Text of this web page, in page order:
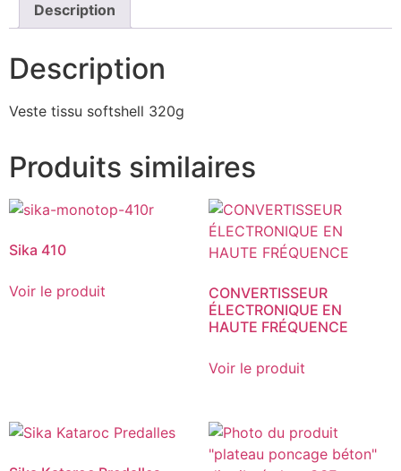
Description
Description
Veste tissu softshell 320g
Produits similaires
Sika 410
Voir le produit
CONVERTISSEUR
ÉLECTRONIQUE EN
HAUTE FRÉQUENCE
Voir le produit